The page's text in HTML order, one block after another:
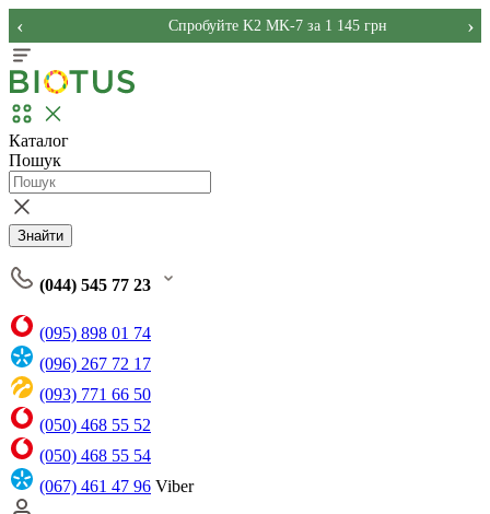
Спробуйте K2 MK-7 за 1 145 грн
‹ ›
Каталог
Пошук
Знайти
(044) 545 77 23
(095) 898 01 74
(096) 267 72 17
(093) 771 66 50
(050) 468 55 52
(050) 468 55 54
(067) 461 47 96 Viber